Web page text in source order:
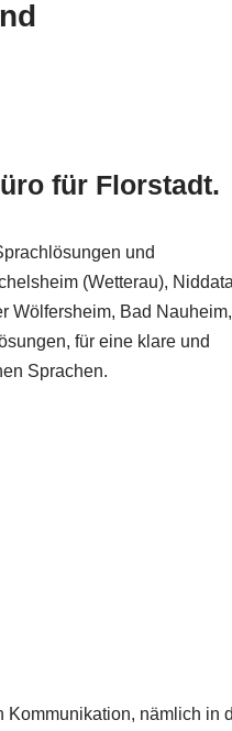
für Florstadt.
und
(Wetterau),
Wölfersheim, Bad Nauheim,
für eine klare und
Sprachen.
nämlich